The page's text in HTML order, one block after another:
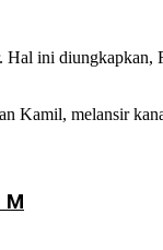
ini diungkapkan,
Kamil, melansir
M